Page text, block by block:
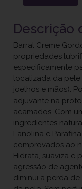
Descrição
Barral Creme
propriedades
especificamente
localizada da
joelhos e mãos).
adjuvante na
acamados. Com
ingredientes
Lanolina e
comprovados ao
Hidrata, suaviza e
agressão de
diminui a perda